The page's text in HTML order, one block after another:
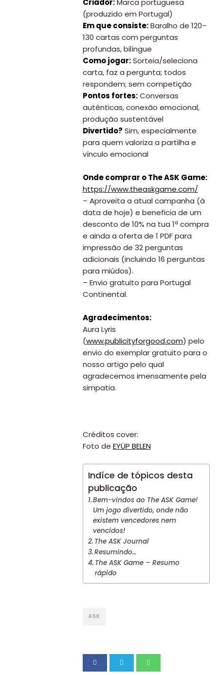
somos
Falem
connosco!
💬
Criador:Marca portuguesa
(produzido em Portugal)
Em que consiste:Baralho de 120–
130 cartas com perguntas
profundas, bilíngue
Como jogar:Sorteia/seleciona
carta, faz a pergunta; todos
respondem; sem competição
Pontos fortes:Conversas
autênticas, conexão emocional,
produção sustentável
Divertido? Sim, especialmente
para quem valoriza a partilha e
vínculo emocional
Onde comprar o The ASK Game:
https://www.theaskgame.com/
– Aproveita a atual campanha (à
data de hoje) e beneficia de um
desconto de 10% na tua 1ª compra
e ainda a oferta de 1 PDF para
impressão de 32 perguntas
adicionais (incluindo 16 perguntas
para miúdos).
– Envio gratuito para Portugal
Continental.
Agradecimentos:
Aura Lyris
(www.publicityforgood.com) pelo
envio do exemplar gratuito para o
nosso artigo pelo qual
agradecemos imensamente pela
simpatia.
Créditos cover:
Foto de EYÜP BELEN
Indíce de tópicos desta
publicação
Bem-vindos ao The ASK Game!
Um jogo divertido, onde não
existem vencedores nem
vencidos!
The ASK Journal
Resumindo…
The ASK Game – Resumo
rápido
ASK